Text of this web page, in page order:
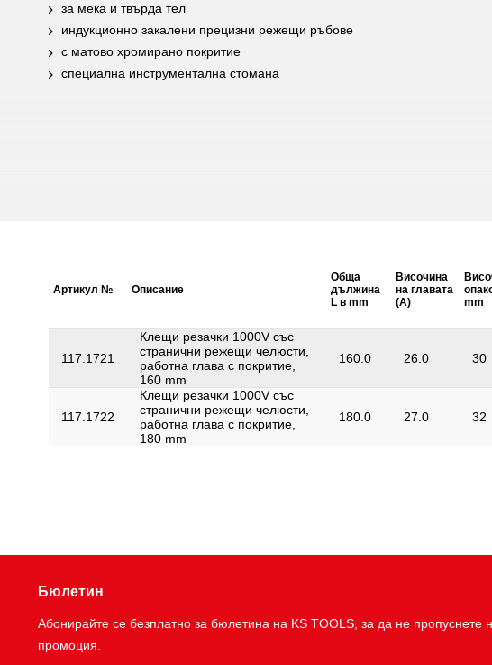
за мека и твърда тел
индукционно закалени прецизни режещи ръбове
с матово хромирано покритие
специална инструментална стомана
Артикул № Описание
Обща
дължина
L в mm
Височина
на главата
(A)
mm
117.1721
Клещи резачки 1000V със
странични режещи челюсти,
работна глава с покритие,
160 mm
160.0 26.0 30
117.1722
Клещи резачки 1000V със
странични режещи челюсти,
работна глава с покритие,
180 mm
180.0 27.0 32
Бюлетин
Абонирайте се безплатно за бюлетина на KS TOOLS, за да не пропуснете
промоция.